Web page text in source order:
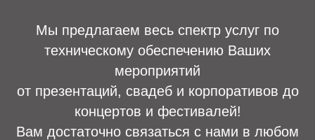
Мы предлагаем весь спектр услуг по
техническому обеспечению Ваших
мероприятий
от презентаций, свадеб и корпоративов до
концертов и фестивалей!
Вам достаточно связаться с нами в любом